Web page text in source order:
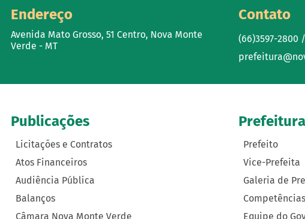
Endereço
Avenida Mato Grosso, 51 Centro, Nova Monte
Verde - MT
Contato
(66)3597-2800 /
Publicações
Licitações e Contratos
Atos Financeiros
Audiência Pública
Balanços
Câmara Nova Monte Verde
Prefeitura
Prefeito
Vice-Prefeita
Galeria de
Equipe do